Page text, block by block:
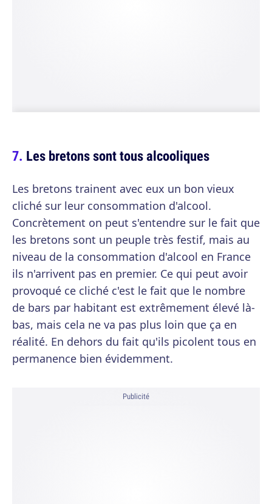
Les bretons sont tous alcooliques
Les bretons trainent avec eux un bon vieux
cliché sur leur consommation d'alcool.
Concrètement on peut s'entendre sur le fait que
les bretons sont un peuple très festif, mais au
niveau de la consommation d'alcool en France
ils n'arrivent pas en premier. Ce qui peut avoir
provoqué ce cliché c'est le fait que le nombre
de bars par habitant est extrêmement élevé là-
bas, mais cela ne va pas plus loin que ça en
réalité. En dehors du fait qu'ils picolent tous en
permanence bien évidemment.
Publicité